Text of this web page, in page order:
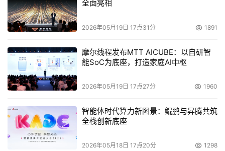
全面亮相
2026年05月19日 17点31分 1891
摩尔线程发布MTT AICUBE：以自研智
能SoC为底座，打造家庭AI中枢
2026年05月19日 17点27分 1960
智能体时代算力新图景：鲲鹏与昇腾共筑
全栈创新底座
2026年05月18日 17点20分 1298